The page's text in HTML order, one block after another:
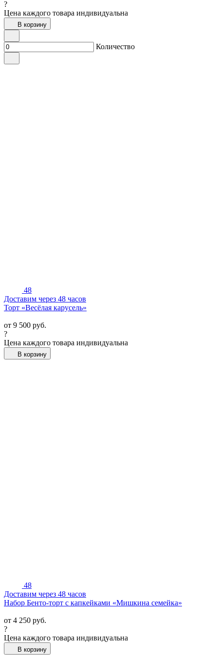
?
Цена каждого товара индивидуальна
В корзину
Количество
48
Доставим через 48 часов
Торт «Весёлая карусель»
от 9 500 руб.
?
Цена каждого товара индивидуальна
В корзину
48
Доставим через 48 часов
Набор Бенто-торт с капкейками «Мишкина семейка»
от 4 250 руб.
?
Цена каждого товара индивидуальна
В корзину